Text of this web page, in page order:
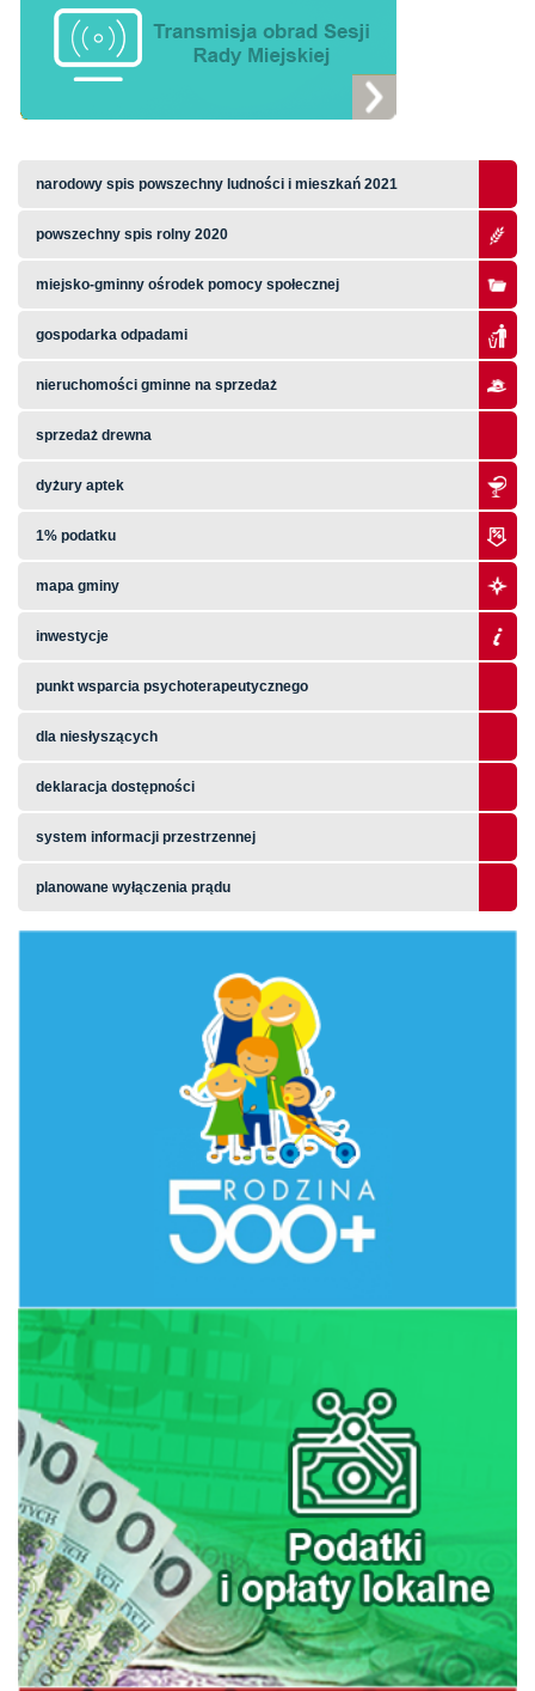
narodowy spis powszechny ludności i mieszkań 2021
powszechny spis rolny 2020
miejsko-gminny ośrodek pomocy społecznej
gospodarka odpadami
nieruchomości gminne na sprzedaż
sprzedaż drewna
dyżury aptek
1% podatku
mapa gminy
inwestycje
punkt wsparcia psychoterapeutycznego
dla niesłyszących
deklaracja dostępności
system informacji przestrzennej
planowane wyłączenia prądu